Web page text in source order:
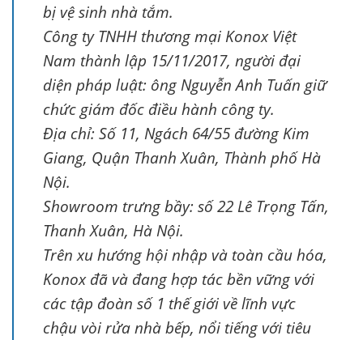
bị vệ sinh nhà tắm.
Công ty TNHH thương mại Konox Việt
Nam thành lập 15/11/2017, người đại
diện pháp luật: ông Nguyễn Anh Tuấn giữ
chức giám đốc điều hành công ty.
Địa chỉ: Số 11, Ngách 64/55 đường Kim
Giang, Quận Thanh Xuân, Thành phố Hà
Nội.
Showroom trưng bầy: số 22 Lê Trọng Tấn,
Thanh Xuân, Hà Nội.
Trên xu hướng hội nhập và toàn cầu hóa,
Konox đã và đang hợp tác bền vững với
các tập đoàn số 1 thế giới về lĩnh vực
chậu vòi rửa nhà bếp, nổi tiếng với tiêu